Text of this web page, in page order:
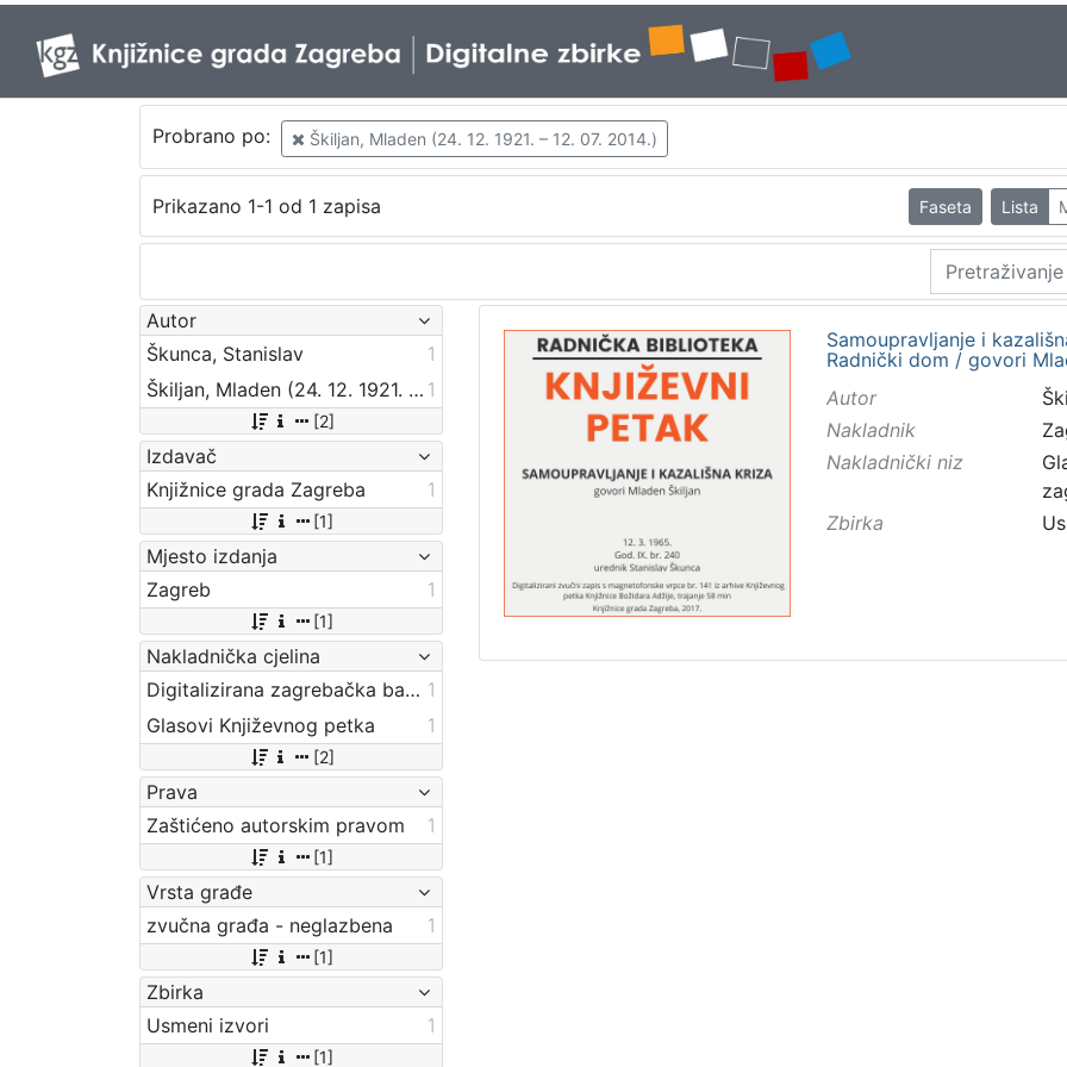
Probrano po: Škiljan, Mladen (24. 12. 1921. – 12. 07. 2014.)
Prikazano 1-1 od 1 zapisa Faseta Lista
Autor
Škunca, Stanislav
1
Škiljan, Mladen (24. 12. 1921. – 12. 07. 2014.) 1
[2]
Izdavač
Knjižnice grada Zagreba
1
[1]
Mjesto izdanja
Zagreb
1
[1]
Nakladnička cjelina
Digitalizirana zagrebačka baština 1
Glasovi Književnog petka
1
[2]
Prava
Zaštićeno autorskim pravom
1
[1]
Vrsta građe
zvučna građa - neglazbena
1
[1]
Zbirka
Usmeni izvori
1
[1]
Samoupravljanje i
Radnički dom / govori
Autor
Nakladnik
Nakladnički niz
Zbirka